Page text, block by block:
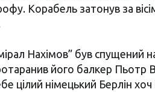
Корабель затонув за
Нахімов” був спущений
його балкер Пьотр
цілий німецький Берлін хоч